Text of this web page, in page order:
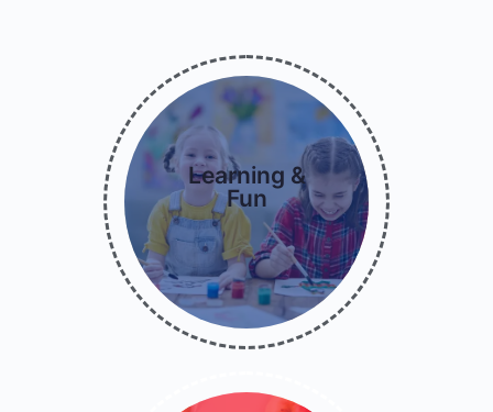
Learning &
Fun
Lorem ipsum dolor sit
amet consectetur
adipiscing elit dolor
Read More